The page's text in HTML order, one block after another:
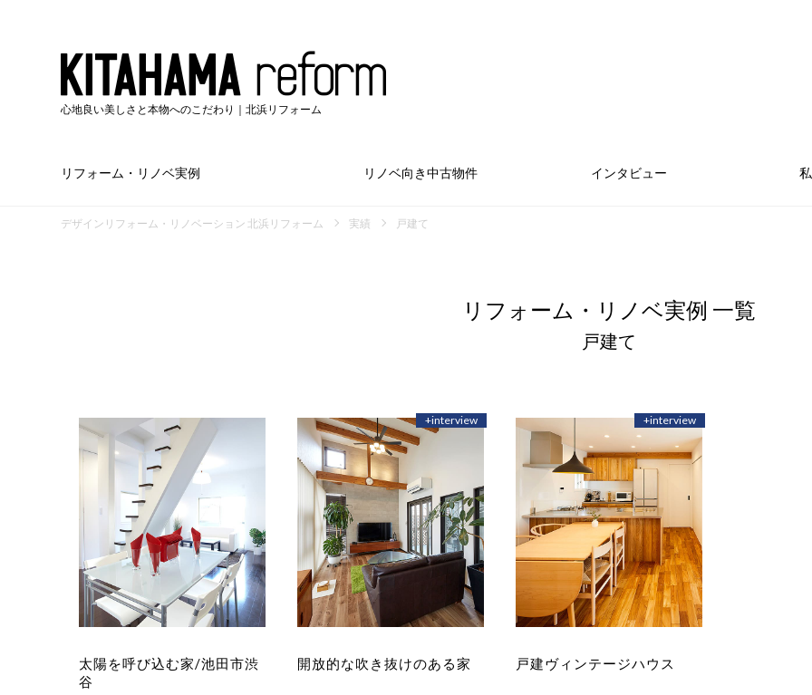
心地良い美しさと本物へのこだわり｜北浜リフォーム
リフォーム・リノベ実例 リノベ向き中古物件 インタビュー
デザインリフォーム・リノベーション 北浜リフォーム 実績 戸建て
リフォーム・リノベ実例 一覧
戸建て
太陽を呼び込む家/池田市渋
谷
開放的な吹き抜けのある家
+interview
戸建ヴィンテージハウス
+interview